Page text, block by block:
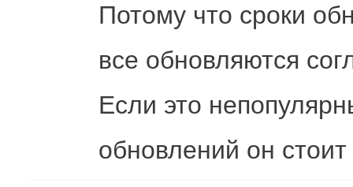
Потому что сроки
все обновляются
Если это
обновлений он